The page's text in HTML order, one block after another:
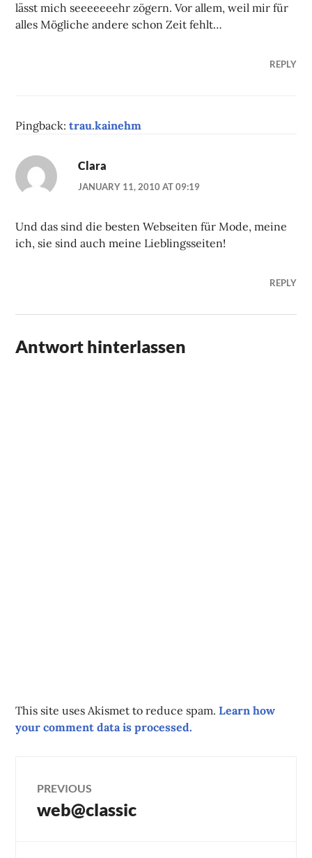
lässt mich seeeeeeehr zögern. Vor allem, weil mir für
alles Mögliche andere schon Zeit fehlt…
REPLY
Pingback:trau.kainehm
Clara
JANUARY 11, 2010 AT 09:19
Und das sind die besten Webseiten für Mode, meine
ich, sie sind auch meine Lieblingsseiten!
REPLY
Antwort hinterlassen
This site uses Akismet to reduce spam.Learn how
your comment data is processed.
Post
navigation
PREVIOUS
Previous
web@classic